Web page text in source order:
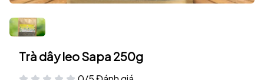
Trà dây leo Sapa 250g